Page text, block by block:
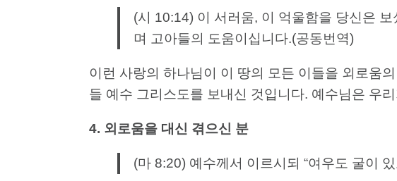
(시 10:14) 이 서러움, 이 억울함을 당신은
며 고아들의 도움이십니다.(공동번역)
이런 사랑의 하나님이 이 땅의 모든 이들을 외로움
들 예수 그리스도를 보내신 것입니다. 예수님은 우
4. 외로움을 대신 겪으신 분
(마 8:20) 예수께서 이르시되 “여우도 굴이